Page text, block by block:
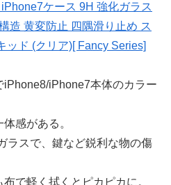
ケース 9H 強化ガラス
造 黄変防止 四隅滑り止め ス
ッド (クリア)[ Fancy Series]
iPhone7本体のカラー
感がある。
ラスで、鍵など鋭利な物の傷
で軽く拭くとピカピカに。